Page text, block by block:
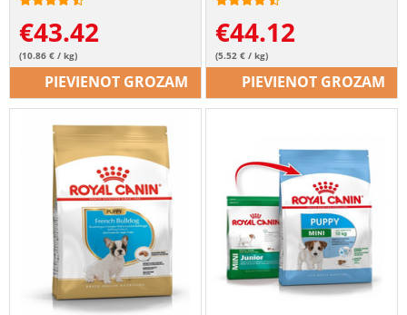
€43.42
(10.86 € / kg)
PIEVIENOT GROZAM
€44.12
(5.52 € / kg)
PIEVIENOT GROZAM